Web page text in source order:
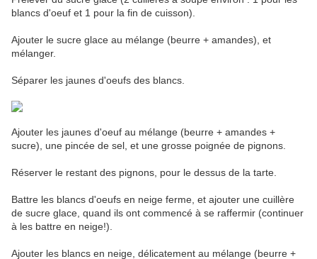
blancs d'oeuf et 1 pour la fin de cuisson).
Ajouter le sucre glace au mélange (beurre + amandes), et
mélanger.
Séparer les jaunes d'oeufs des blancs.
Ajouter les jaunes d'oeuf au mélange (beurre + amandes +
sucre), une pincée de sel, et une grosse poignée de pignons.
Réserver le restant des pignons, pour le dessus de la tarte.
Battre les blancs d'oeufs en neige ferme, et ajouter une cuillère
de sucre glace, quand ils ont commencé à se raffermir (continuer
à les battre en neige!).
Ajouter les blancs en neige, délicatement au mélange (beurre +